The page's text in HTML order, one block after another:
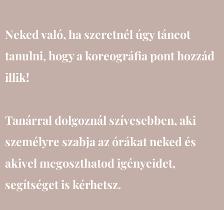
Neked való, ha szeretnél úgy táncot
tanulni, hogy a koreográfia pont hozzád
illik!
Tanárral dolgoznál szívesebben, aki
személyre szabja az órákat neked és
akivel megoszthatod igényeidet,
segítséget is kérhetsz.